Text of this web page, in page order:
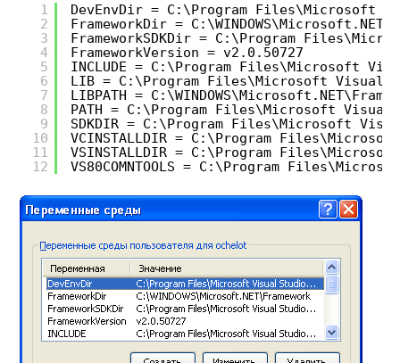
1
2
3
4
5
6
7
8
9
10
11
12
DevEnvDir = C:\Program Files\Microsoft
FrameworkDir =
FrameworkSDKDir = C:\Program
FrameworkVersion = v2.0.50727
INCLUDE = C:\Program Files\Microsoft
LIB = C:\Program Files\Microsoft Visual
LIBPATH =
PATH = C:\Program Files\Microsoft
SDKDIR = C:\Program Files\Microsoft
VCINSTALLDIR = C:\Program
VSINSTALLDIR = C:\Program
VS80COMNTOOLS = C:\Program